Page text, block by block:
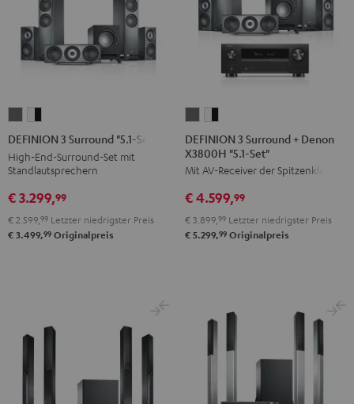
3
Surround
"5.1-
Set"
3
Surround
"5.1-
Set"
/
DEFINION 3 Surround "5.1-Set"
High-End-Surround-Set mit
Standlautsprechern
€ 3.299,99
€ 2.599, 99 Letzter niedrigster Preis
€ 3.499,99 Originalpreis
3
Surround
+
Denon
"5.1-
3
Surround
+
Denon
"5.1-
DEFINION 3 Surround + Denon
X3800H "5.1-Set"
Mit AV-Receiver der Spitzenklasse
€ 4.599,99
€ 3.899, 99 Letzter niedrigster Preis
€ 5.299,99 Originalpreis